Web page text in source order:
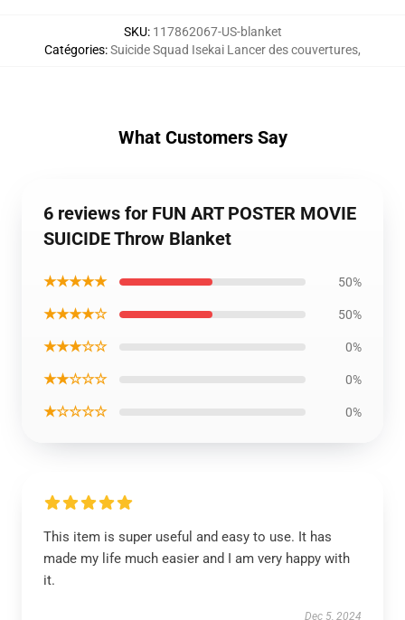
SKU: 117862067-US-blanket
Catégories:Suicide Squad Isekai Lancer des couvertures,
What Customers Say
6 reviews for FUN ART POSTER MOVIE
SUICIDE Throw Blanket
★★★★★ 50%
★★★★☆ 50%
★★★☆☆ 0%
★★☆☆☆ 0%
★☆☆☆☆ 0%
This item is super useful and easy to use. It has
made my life much easier and I am very happy with
it.
Dec 5, 2024